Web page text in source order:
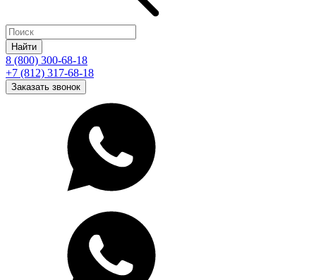
Найти
8 (800) 300-68-18
+7 (812) 317-68-18
Заказать звонок